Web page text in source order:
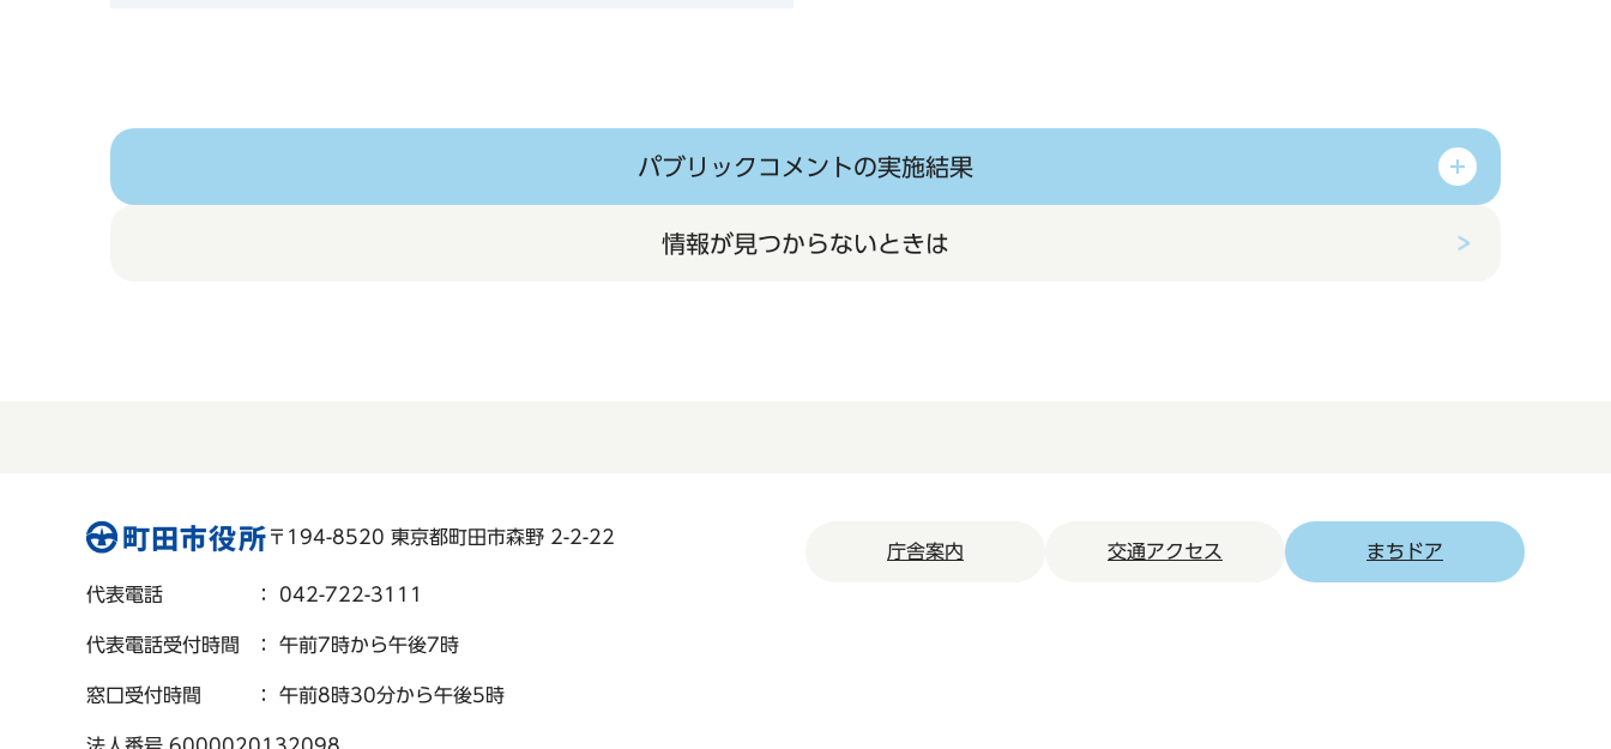
パブリックコメントの実施結果
情報が見つからないときは
〒194-8520 東京都町田市森野 2-2-22
代表電話 ： 042-722-3111
代表電話受付時間 ： 午前7時から午後7時
窓口受付時間 ： 午前8時30分から午後5時
庁舎案内 交通アクセス まちドア